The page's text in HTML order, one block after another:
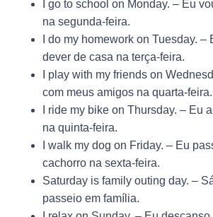
I go to school on Monday. – Eu
na segunda-feira.
I do my homework on Tuesday. –
dever de casa na terça-feira.
I play with my friends on
com meus amigos na quarta-feira.
I ride my bike on Thursday. – Eu
na quinta-feira.
I walk my dog on Friday. – Eu
cachorro na sexta-feira.
Saturday is family outing day. –
passeio em família.